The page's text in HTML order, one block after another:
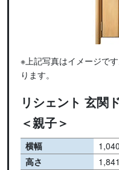
※上記写真はイメージで
ります。
リシェント 玄関
＜親子＞
横幅
高さ